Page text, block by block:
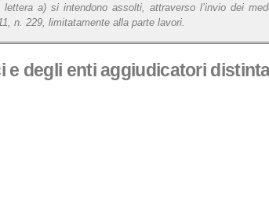
a) si intendono assolti, attraverso l’invio dei
n. 229, limitatamente alla parte lavori.
degli enti aggiudicatori